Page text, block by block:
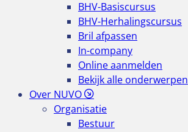
BHV-Basiscursus
BHV-Herhalingscursus
Bril afpassen
In-company
Online aanmelden
Bekijk alle onderwerpen
Over NUVO
Organisatie
Bestuur